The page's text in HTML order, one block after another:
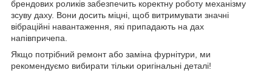
брендових роликів забезпечить коректну роботу механізму
зсуву даху. Вони досить міцні, щоб витримувати значні
вібраційні навантаження, які припадають на дах
напівпричепа.
Якщо потрібний ремонт або заміна фурнітури, ми
рекомендуємо вибирати тільки оригінальні деталі!